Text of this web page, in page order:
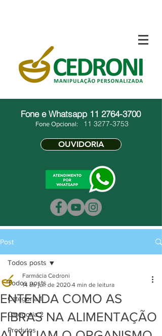
Fone e Whatsapp 11 2764-3700
Fone Opcional: 11 3277-3753
OUVIDORIA
Post
Todos posts
Categoria 1
Categoria 2
Produtos
Todos posts
ENTENDA COMO AS
FIBRAS NA ALIMENTAÇÃO
Farmácia Cedroni
14 de jul. de 2020 4 min de leitura